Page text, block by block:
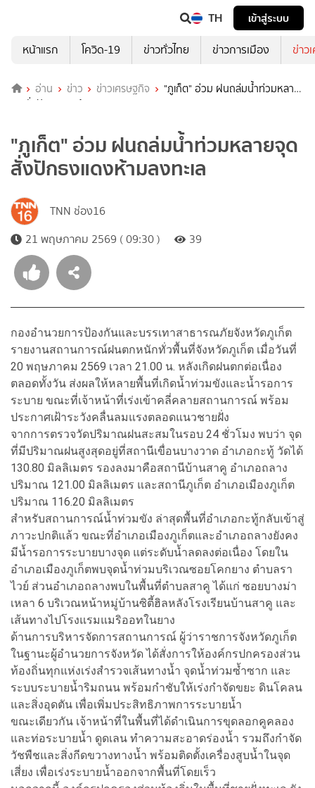
TH
เข้าสู่ระบบ
หน้าแรก
โควิด-19 ข่าวทั่วไทย ข่าวการเมือง ข่าว
อ่าน ข่าว ข่าวเศรษฐกิจ
"ภูเก็ต" อ่วม ฝนถล่มน้ำท่วมหลาย
จุด สั่งปักธงแดงห้ามลงทะเล
"ภูเก็ต" อ่วม ฝนถล่มน้ำท่วมหลายจุด
สั่งปักธงแดงห้ามลงทะเล
TNN ช่อง16
21 พฤษภาคม 2569 ( 09:30 )
39
กองอำนวยการป้องกันและบรรเทาสาธารณภัยจังหวัดภูเก็ต
รายงานสถานการณ์ฝนตกหนักทั่วพื้นที่จังหวัดภูเก็ต เมื่อวันที่
20 พฤษภาคม 2569 เวลา 21.00 น. หลังเกิดฝนตกต่อเนื่อง
ตลอดทั้งวัน ส่งผลให้หลายพื้นที่เกิดน้ำท่วมขังและน้ำรอการ
ระบาย ขณะที่เจ้าหน้าที่เร่งเข้าคลี่คลายสถานการณ์ พร้อม
ประกาศเฝ้าระวังคลื่นลมแรงตลอดแนวชายฝั่ง
จากการตรวจวัดปริมาณฝนสะสมในรอบ 24 ชั่วโมง พบว่า จุด
ที่มีปริมาณฝนสูงสุดอยู่ที่สถานีเขื่อนบางวาด อำเภอกะทู้ วัดได้
130.80 มิลลิเมตร รองลงมาคือสถานีบ้านสาคู อำเภอถลาง
ปริมาณ 121.00 มิลลิเมตร และสถานีภูเก็ต อำเภอเมืองภูเก็ต
ปริมาณ 116.20 มิลลิเมตร
สำหรับสถานการณ์น้ำท่วมขัง ล่าสุดพื้นที่อำเภอกะทู้กลับเข้าสู่
ภาวะปกติแล้ว ขณะที่อำเภอเมืองภูเก็ตและอำเภอถลางยังคง
มีน้ำรอการระบายบางจุด แต่ระดับน้ำลดลงต่อเนื่อง โดยใน
อำเภอเมืองภูเก็ตพบจุดน้ำท่วมบริเวณซอยโคกยาง ตำบลรา
ไวย์ ส่วนอำเภอถลางพบในพื้นที่ตำบลสาคู ได้แก่ ซอยบางม่า
เหลา 6 บริเวณหน้าหมู่บ้านซิตี้ฮิลหลังโรงเรียนบ้านสาคู และ
เส้นทางไปโรงแรมแมริออทในยาง
ด้านการบริหารจัดการสถานการณ์ ผู้ว่าราชการจังหวัดภูเก็ต
ในฐานะผู้อำนวยการจังหวัด ได้สั่งการให้องค์กรปกครองส่วน
ท้องถิ่นทุกแห่งเร่งสำรวจเส้นทางน้ำ จุดน้ำท่วมซ้ำซาก และ
ระบบระบายน้ำริมถนน พร้อมกำชับให้เร่งกำจัดขยะ ดินโคลน
และสิ่งอุดตัน เพื่อเพิ่มประสิทธิภาพการระบายน้ำ
ขณะเดียวกัน เจ้าหน้าที่ในพื้นที่ได้ดำเนินการขุดลอกคูคลอง
และท่อระบายน้ำ ดูดเลน ทำความสะอาดร่องน้ำ รวมถึงกำจัด
วัชพืชและสิ่งกีดขวางทางน้ำ พร้อมติดตั้งเครื่องสูบน้ำในจุด
เสี่ยง เพื่อเร่งระบายน้ำออกจากพื้นที่โดยเร็ว